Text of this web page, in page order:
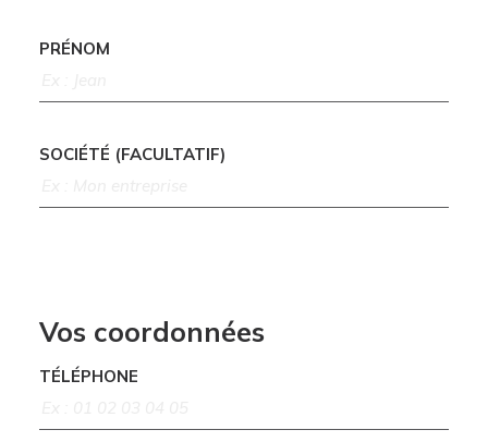
PRÉNOM
SOCIÉTÉ (FACULTATIF)
Vos coordonnées
TÉLÉPHONE